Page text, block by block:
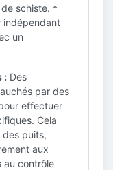
schiste. *
indépendant
un
: Des
par des
effectuer
Cela
puits,
aux
au contrôle